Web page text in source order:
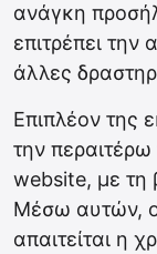
ανάγκη
επιτρέπει
άλλες
Επιπλέον της
την
website, με τη
Μέσω αυτών, ο
απαιτείται η